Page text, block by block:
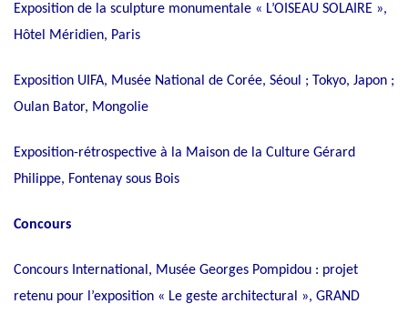
Exposition de la sculpture monumentale « L’OISEAU SOLAIRE »,
Hôtel Méridien, Paris
Exposition UIFA, Musée National de Corée, Séoul ; Tokyo, Japon ;
Oulan Bator, Mongolie
Exposition-rétrospective à la Maison de la Culture Gérard
Philippe, Fontenay sous Bois
Concours
Concours International, Musée Georges Pompidou : projet
retenu pour l’exposition « Le geste architectural », GRAND